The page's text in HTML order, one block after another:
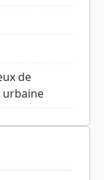
de
urbaine